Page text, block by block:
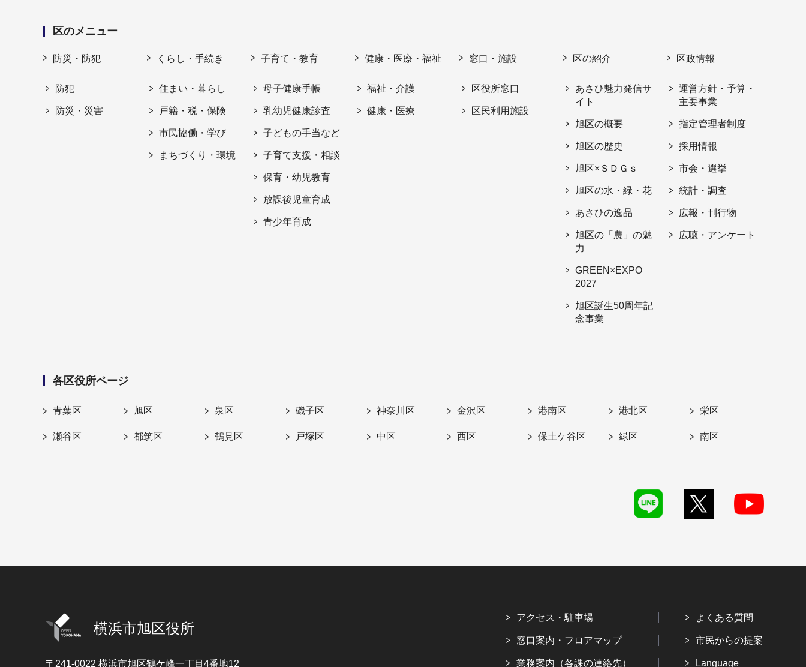
区のメニュー
防災・防犯
防犯
防災・災害
くらし・手続き
住まい・暮らし
戸籍・税・保険
市民協働・学び
まちづくり・環境
子育て・教育
母子健康手帳
乳幼児健康診査
子どもの手当など
子育て支援・相談
保育・幼児教育
放課後児童育成
青少年育成
健康・医療・福祉
福祉・介護
健康・医療
窓口・施設
区役所窓口
区民利用施設
区の紹介
あさひ魅力発信サ
イト
旭区の概要
旭区の歴史
旭区×ＳＤＧｓ
旭区の水・緑・花
あさひの逸品
旭区の「農」の魅
力
GREEN×EXPO
2027
旭区誕生50周年記
念事業
区政情報
運営方針・予算・
主要事業
指定管理者制度
採用情報
市会・選挙
統計・調査
広報・刊行物
広聴・アンケート
各区役所ページ
青葉区 旭区 泉区 磯子区 神奈川区 金沢区 港南区 港北区 栄区
瀬谷区 都筑区 鶴見区 戸塚区 中区 西区 保土ケ谷区 緑区 南区
横浜市旭区役所
〒241-0022 横浜市旭区鶴ケ峰一丁目4番地12
アクセス・駐車場
窓口案内・フロアマップ
業務案内（各課の連絡先）
よくある質問
市民からの提案
Language